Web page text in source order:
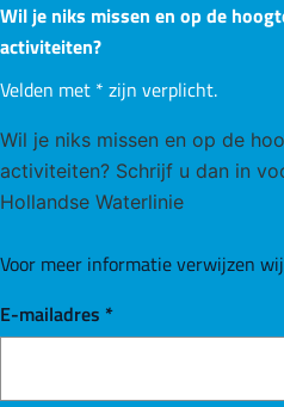
Wil je niks missen en op de
activiteiten?
Velden met * zijn verplicht.
Wil je niks missen en op de
activiteiten? Schrijf u dan in
Hollandse Waterlinie
Voor meer informatie verwijzen
E-mailadres *